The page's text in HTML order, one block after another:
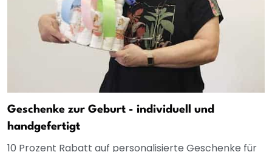
Geschenke zur Geburt - individuell und
handgefertigt
10 Prozent Rabatt auf personalisierte Geschenke für